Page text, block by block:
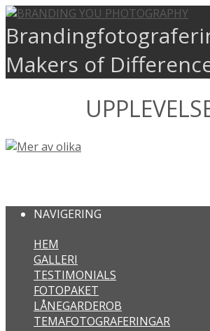
Makers of
NAVIGERING
HEM
GALLERI
TESTIMONIALS
FOTOPAKET
LÅNEGARDEROB
TEMAFOTOGRAFERINGAR